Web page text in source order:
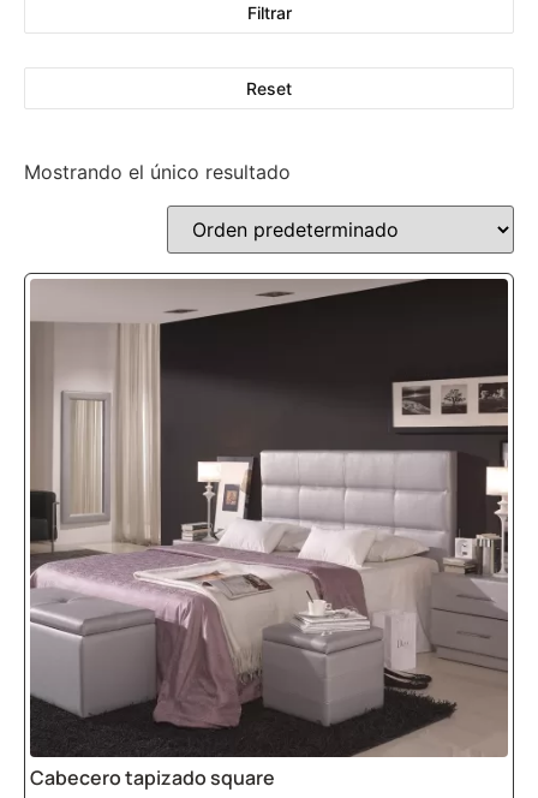
Filtrar
Reset
Mostrando el único resultado
Cabecero tapizado square